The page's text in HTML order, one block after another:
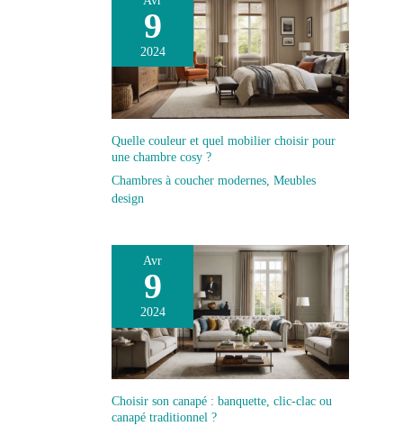
9
2024
Quelle couleur et quel mobilier choisir pour
une chambre cosy ?
Chambres à coucher modernes, Meubles
design
Avr
9
2024
Choisir son canapé : banquette, clic-clac ou
canapé traditionnel ?